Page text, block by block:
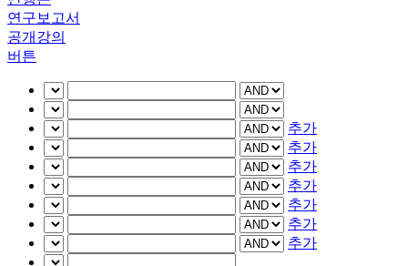
연구보고서
공개강의
버튼
추가
추가
추가
추가
추가
추가
추가